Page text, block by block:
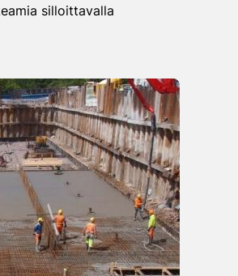
silloittavalla